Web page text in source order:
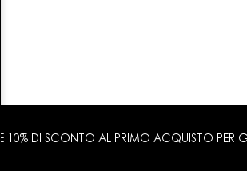
E 10% DI SCONTO AL PRIMO ACQUISTO PER